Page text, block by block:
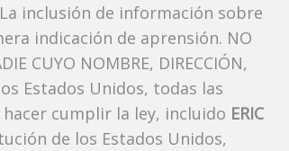
inclusión de información sobre
indicación de aprensión. NO
CUYO NOMBRE, DIRECCIÓN,
los Estados Unidos, todas las
cumplir la ley, incluido ERIC
de los Estados Unidos,